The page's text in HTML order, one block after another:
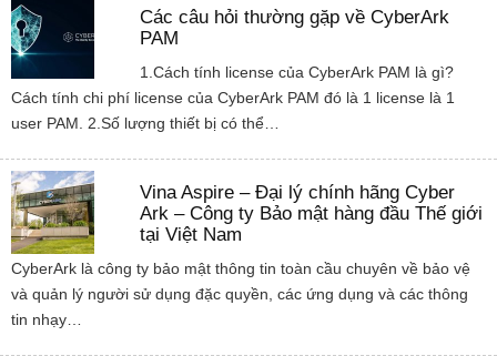
Các câu hỏi thường gặp về CyberArk
PAM
1.Cách tính license của CyberArk PAM là gì?
Cách tính chi phí license của CyberArk PAM đó là 1 license là 1
user PAM. 2.Số lượng thiết bị có thể…
Vina Aspire – Đại lý chính hãng Cyber
Ark – Công ty Bảo mật hàng đầu Thế giới
tại Việt Nam
CyberArk là công ty bảo mật thông tin toàn cầu chuyên về bảo vệ
và quản lý người sử dụng đặc quyền, các ứng dụng và các thông
tin nhạy…